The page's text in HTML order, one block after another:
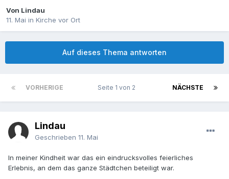
Von Lindau
11. Mai in Kirche vor Ort
Auf dieses Thema antworten
VORHERIGE NÄCHSTE
Seite 1 von 2
Lindau
Geschrieben 11. Mai
In meiner Kindheit war das ein eindrucksvolles feierliches
Erlebnis, an dem das ganze Städtchen beteiligt war.